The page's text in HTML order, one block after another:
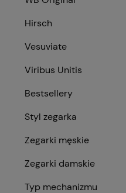
Hirsch
Vesuviate
Viribus Unitis
Bestsellery
Styl zegarka
Zegarki męskie
Zegarki damskie
Typ mechanizmu